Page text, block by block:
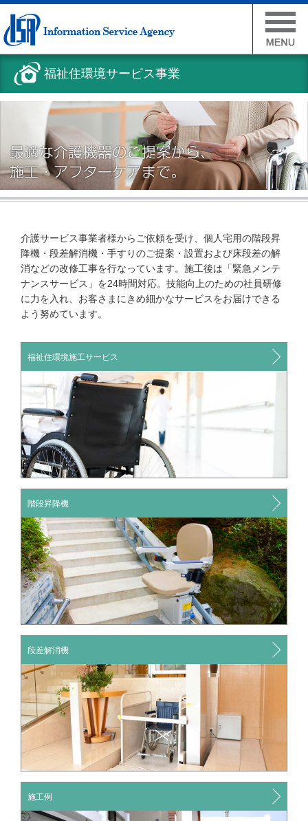
福祉住環境サービス事業
介護サービス事業者様からご依頼を受け、個人宅用の階段昇
降機・段差解消機・手すりのご提案・設置および床段差の解
消などの改修工事を行なっています。施工後は「緊急メンテ
ナンスサービス」を24時間対応。技能向上のための社員研修
に力を入れ、お客さまにきめ細かなサービスをお届けできる
よう努めています。
福祉住環境施工サービス
階段昇降機
段差解消機
施工例